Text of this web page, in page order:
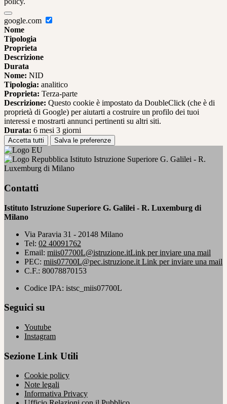
google.com
Nome
Tipologia
Proprieta
Descrizione
Durata
Nome: NID
Tipologia: analitico
Proprieta: Terza-parte
Descrizione: Questo cookie è impostato da DoubleClick (che è di
proprietà di Google) per aiutarti a costruire un profilo dei tuoi
interessi e mostrarti annunci pertinenti su altri siti.
Durata: 6 mesi 3 giorni
Accetta tutti Salva le preferenze
Istituto Istruzione Superiore G. Galilei - R.
Luxemburg di Milano
Contatti
Istituto Istruzione Superiore G. Galilei - R. Luxemburg di
Milano
Via Paravia 31 - 20148 Milano
Tel: 02 40091762
Email: miis07700L@istruzione.itLink per inviare una mail
PEC: miis07700L@pec.istruzione.it Link per inviare una mail
C.F.: 80078870153
Codice IPA: istsc_miis07700L
Seguici su
Youtube
Instagram
Sezione Link Utili
Cookie policy
Note legali
Informativa Privacy